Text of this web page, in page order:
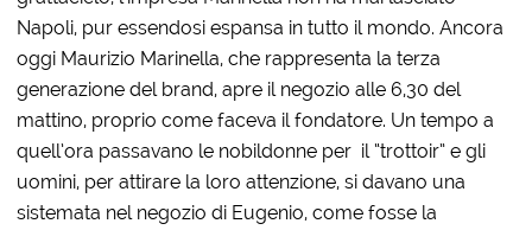
Napoli, pur essendosi espansa in tutto il mondo. Ancora
oggi Maurizio Marinella, che rappresenta la terza
generazione del brand, apre il negozio alle 6,30 del
mattino, proprio come faceva il fondatore. Un tempo a
quell’ora passavano le nobildonne per il “trottoir” e gli
uomini, per attirare la loro attenzione, si davano una
sistemata nel negozio di Eugenio, come fosse la